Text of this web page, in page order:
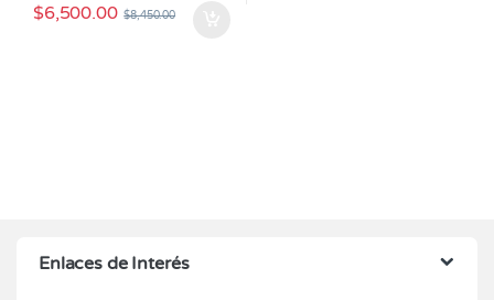
$6,500.00 $8,450.00
Enlaces de Interés